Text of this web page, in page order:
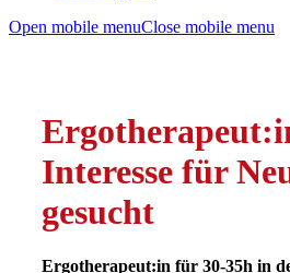
Open mobile menuClose mobile menu
Interesse für
gesucht
Ergotherapeut:in für 30-35h in